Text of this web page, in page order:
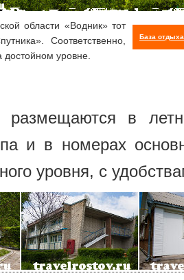
База
области «Водник» тот
Соответственно,
достойном уровне.
в
и в номерах
уровня, с